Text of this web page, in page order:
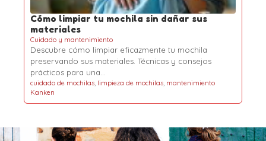
Cómo limpiar tu mochila sin dañar sus
materiales
Cuidado y mantenimiento
Descubre cómo limpiar eficazmente tu mochila
preservando sus materiales. Técnicas y consejos
prácticos para una…
cuidado de mochilas, limpieza de mochilas, mantenimiento
Kanken